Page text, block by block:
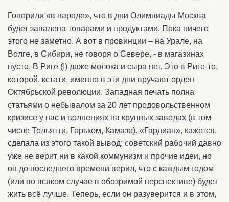
Говорили «в народе», что в дни Олимпиады Москва
будет завалена товарами и продуктами. Пока ничего
этого не заметно. А вот в провинции – на Урале, на
Волге, в Сибири, не говоря о Севере, - в магазинах
пусто. В Риге (!) даже молока и сыра нет. Это в Риге-то,
которой, кстати, именно в эти дни вручают орден
Октябрьской революции. Западная печать полна
статьями о небывалом за 20 лет продовольственном
кризисе у нас и волнениях на крупных заводах (в том
числе Тольятти, Горьком, Камазе). «Гардиан», кажется,
сделала из этого такой вывод: советский рабочий давно
уже не верит ни в какой коммунизм и прочие идеи, но
он до последнего времени верил, что с каждым годом
(или во всяком случае в обозримой перспективе) будет
жить всё лучше. Теперь, если он разуверится и в этом,